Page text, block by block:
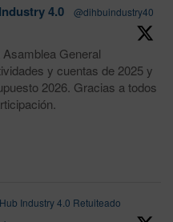
4.0
@dihbuindustry40
General
y cuentas de 2025 y
2026. Gracias a todos
Industry 4.0 Retuiteado